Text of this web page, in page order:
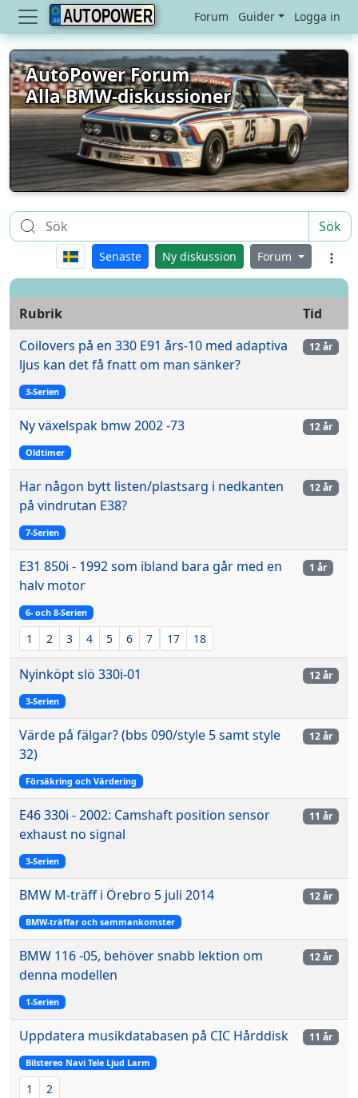
AUTOPOWER Forum Guider Logga in
AutoPower Forum
Alla BMW-diskussioner
Sök
Senaste Ny diskussion Forum
Rubrik
Tid
Coilovers på en 330 E91 års-10 med adaptiva
ljus kan det få fnatt om man sänker?
3-Serien
12 år
Ny växelspak bmw 2002 -73
Oldtimer
12 år
Har någon bytt listen/plastsarg i nedkanten
på vindrutan E38?
7-Serien
12 år
E31 850i - 1992 som ibland bara går med en
halv motor
6- och 8-Serien
1 2 3 4 5 6 7 17 18
1 år
Nyinköpt slö 330i-01
3-Serien
12 år
Värde på fälgar? (bbs 090/style 5 samt style
32)
Försäkring och Värdering
12 år
E46 330i - 2002: Camshaft position sensor
exhaust no signal
3-Serien
11 år
BMW M-träff i Örebro 5 juli 2014
BMW-träffar och sammankomster
12 år
BMW 116 -05, behöver snabb lektion om
denna modellen
1-Serien
12 år
Uppdatera musikdatabasen på CIC Hårddisk
Bilstereo Navi Tele Ljud Larm
1 2
11 år